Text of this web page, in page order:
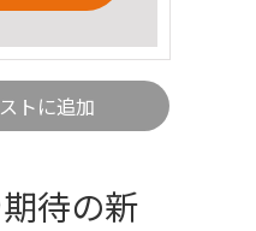
トに追加
待の新